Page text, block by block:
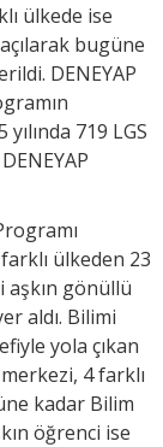
ülkede ise
bugüne
DENEYAP
719 LGS
ülkeden 23
aşkın gönüllü
aldı. Bilimi
yola çıkan
4 farklı
kadar Bilim
öğrenci ise